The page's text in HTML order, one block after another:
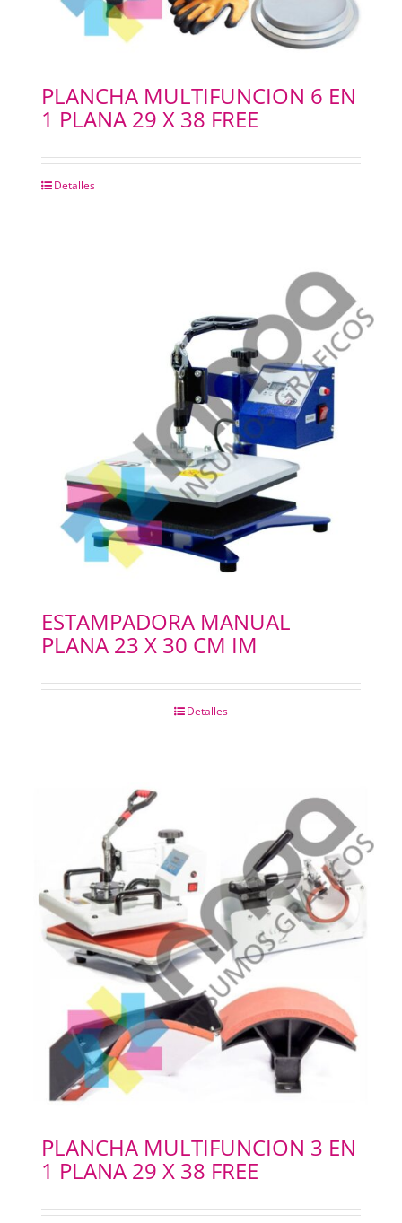
PLANCHA MULTIFUNCION 6 EN
1 PLANA 29 X 38 FREE
Detalles
ESTAMPADORA MANUAL
PLANA 23 X 30 CM IM
Detalles
PLANCHA MULTIFUNCION 3 EN
1 PLANA 29 X 38 FREE